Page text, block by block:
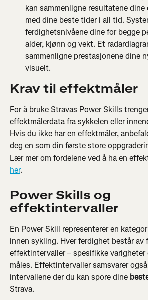
kan sammenligne resultatene
med dine beste tider i all tid.
ferdighetsnivåene dine for begge
alder, kjønn og vekt. Et
sammenligne prestasjonene dine
visuelt.
Krav til effektmåler
For å bruke Stravas Power Skills
effektmålerdata fra sykkelen eller
Hvis du ikke har en effektmåler,
deg en som din første store
Lær mer om fordelene ved å ha en
her.
Power Skills og
effektintervaller
En Power Skill representerer en
innen sykling. Hver ferdighet består av
effektintervaller – spesifikke varigheter
måles. Effektintervaller samsvarer
intervallene der du kan spore dine
Strava.